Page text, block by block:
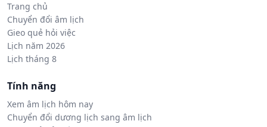
Trang chủ
Chuyển đổi âm lịch
Gieo quẻ hỏi việc
Lịch năm 2026
Lịch tháng 8
Tính năng
Xem âm lịch hôm nay
Chuyển đổi dương lịch sang âm lịch